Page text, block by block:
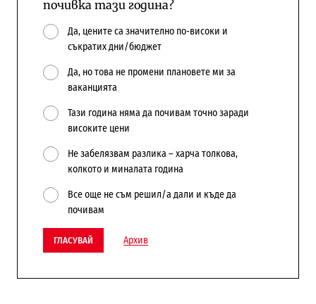
почивка тази година?
Да, цените са значително по-високи и
съкратих дни/бюджет
Да, но това не промени плановете ми за
ваканцията
Тази година няма да почивам точно заради
високите цени
Не забелязвам разлика – харча толкова,
колкото и миналата година
Все още не съм решил/а дали и къде да
почивам
ГЛАСУВАЙ Архив